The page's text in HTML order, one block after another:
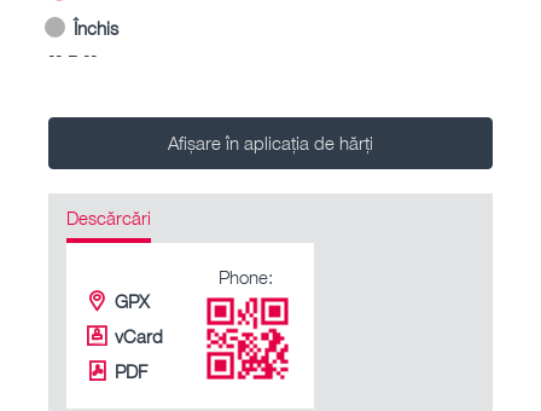
Închis
-- – --
Afișare în aplicația de hărți
Descărcări
GPX
vCard
PDF
Phone: